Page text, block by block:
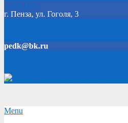
Click Here
г. Пенза, ул. Гоголя, 3
pedk@bk.ru
Secondary
Menu